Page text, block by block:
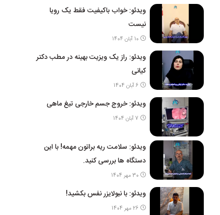
ویدئو: خواب باکیفیت فقط یک رویا
نیست
10 آبان 1404
ویدئو: راز یک ویزیت بهینه در مطب دکتر
کیانی
6 آبان 1404
ویدئو: خروج جسم خارجی تیغ ماهی
7 آبان 1404
ویدئو: سلامت ریه براتون مهمه! با این
دستگاه ها بررسی کنید.
30 مهر 1404
ویدئو: با نبولایزر نفس بکشید!
26 مهر 1404